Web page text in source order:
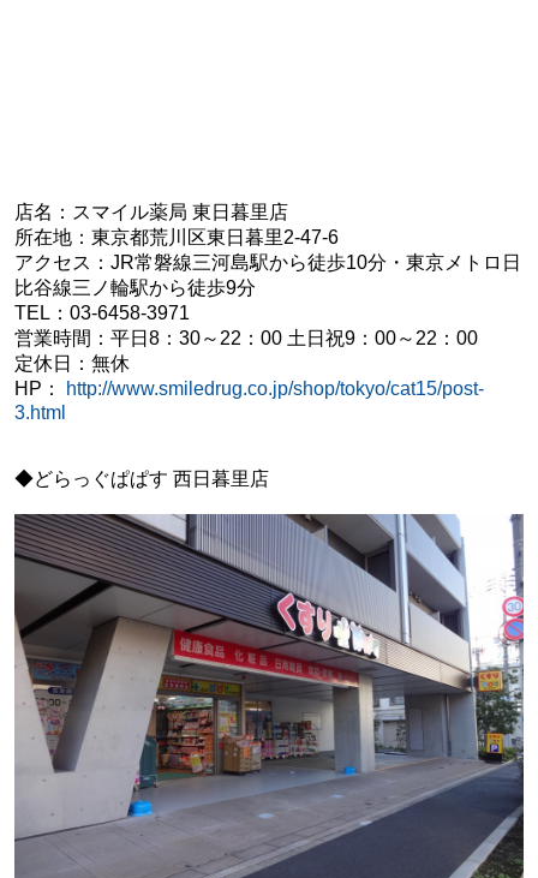
店名：スマイル薬局 東日暮里店
所在地：東京都荒川区東日暮里2-47-6
アクセス：JR常磐線三河島駅から徒歩10分・東京メトロ日
比谷線三ノ輪駅から徒歩9分
TEL：03-6458-3971
営業時間：平日8：30～22：00 土日祝9：00～22：00
定休日：無休
HP：
http://www.smiledrug.co.jp/shop/tokyo/cat15/post-
3.html
◆どらっぐぱぱす 西日暮里店